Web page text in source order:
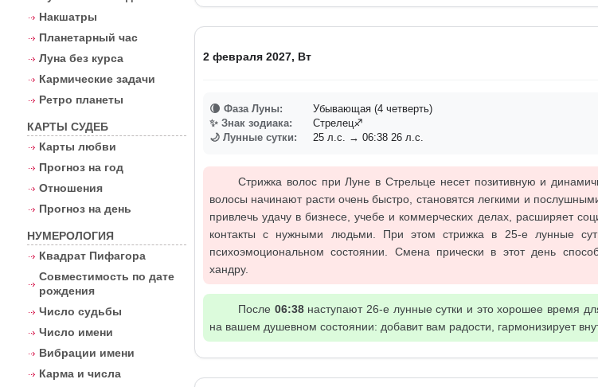
Накшатры
Планетарный час
Луна без курса
Кармические задачи
Ретро планеты
КАРТЫ СУДЕБ
Карты любви
Прогноз на год
Отношения
Прогноз на день
НУМЕРОЛОГИЯ
Квадрат Пифагора
Совместимость по дате
рождения
Число судьбы
Число имени
Вибрации имени
Карма и числа
2 февраля 2027, Вт
🌘 Фаза Луны:
Убывающая (4 четверть)
✨ Знак зодиака:
Стрелец♐
🌙 Лунные сутки:
25 л.с. → 06:38 26 л.с.
Стрижка волос при Луне в Стрельце несет позитивную и
волосы начинают расти очень быстро, становятся легкими и
привлечь удачу в бизнесе, учебе и коммерческих делах, расширяет
контакты с нужными людьми. При этом стрижка в 25-е лунные
психоэмоциональном состоянии. Смена прически в этот день
хандру.
После 06:38наступают 26-е лунные сутки и это хорошее время
на вашем душевном состоянии: добавит вам радости, гармонизирует